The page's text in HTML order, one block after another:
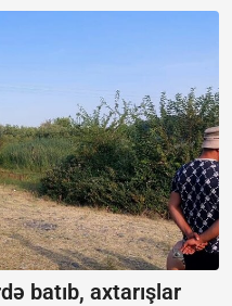
batıb, axtarışlar